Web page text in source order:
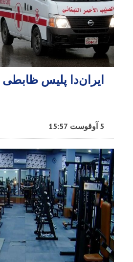
ایران‌دا پلیس ظابطی
5 آوقوست 15:57